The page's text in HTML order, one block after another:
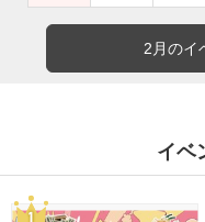
2月のイ
イベ